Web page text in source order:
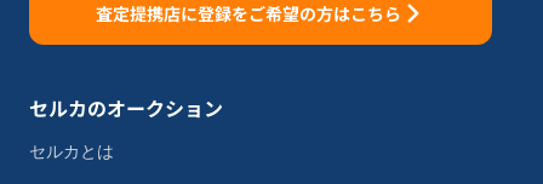
査定提携店に登録をご希望の方はこちら
セルカのオークション
セルカとは